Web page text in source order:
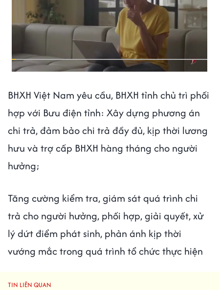
BHXH Việt Nam yêu cầu, BHXH tỉnh chủ trì phối
hợp với Bưu điện tỉnh: Xây dựng phương án
chi trả, đảm bảo chi trả đầy đủ, kịp thời lương
hưu và trợ cấp BHXH hàng tháng cho người
hưởng;
Tăng cường kiểm tra, giám sát quá trình chi
trả cho người hưởng, phối hợp, giải quyết, xử
lý dứt điểm phát sinh, phản ánh kịp thời
vướng mắc trong quá trình tổ chức thực hiện
TIN LIÊN QUAN